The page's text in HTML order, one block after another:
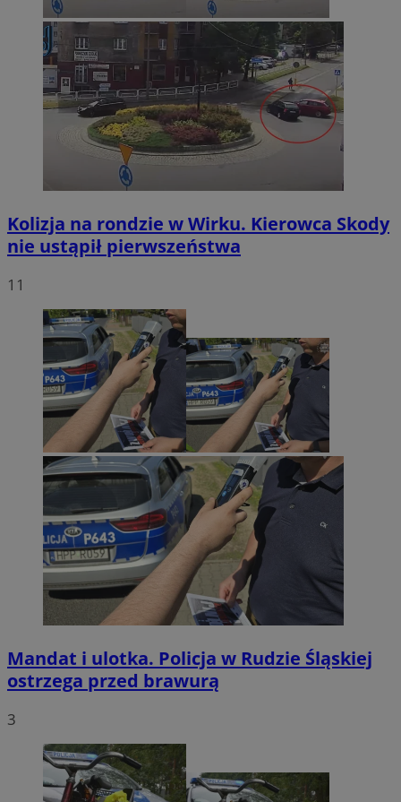
Kolizja na rondzie w Wirku. Kierowca Skody
nie ustąpił pierwszeństwa
11
Mandat i ulotka. Policja w Rudzie Śląskiej
ostrzega przed brawurą
3